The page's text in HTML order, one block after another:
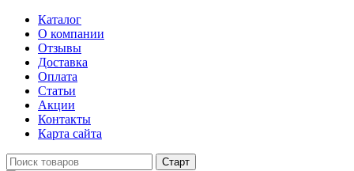
Каталог
О компании
Отзывы
Доставка
Оплата
Статьи
Акции
Контакты
Карта сайта